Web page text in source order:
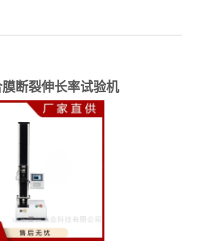
断裂伸长率试验机